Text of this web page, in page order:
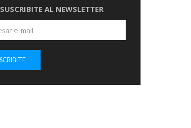
SUSCRIBITE AL NEWSLETTER